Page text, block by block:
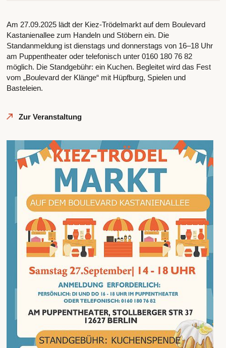
Am 27.09.2025 lädt der Kiez-Trödelmarkt auf dem Boulevard
Kastanienallee zum Handeln und Stöbern ein. Die
Standanmeldung ist dienstags und donnerstags von 16–18 Uhr
am Puppentheater oder telefonisch unter 0160 180 76 82
möglich. Die Standgebühr: ein Kuchen. Begleitet wird das Fest
vom „Boulevard der Klänge“ mit Hüpfburg, Spielen und
Basteleien.
Zur Veranstaltung